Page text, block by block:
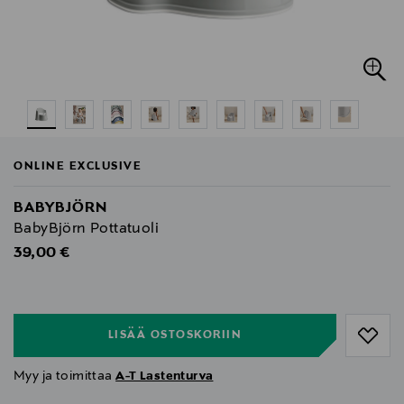
ONLINE EXCLUSIVE
BABYBJÖRN
BabyBjörn Pottatuoli
Original Price
39,00 €
LISÄÄ OSTOSKORIIN
Myy ja toimittaaA-T Lastenturva